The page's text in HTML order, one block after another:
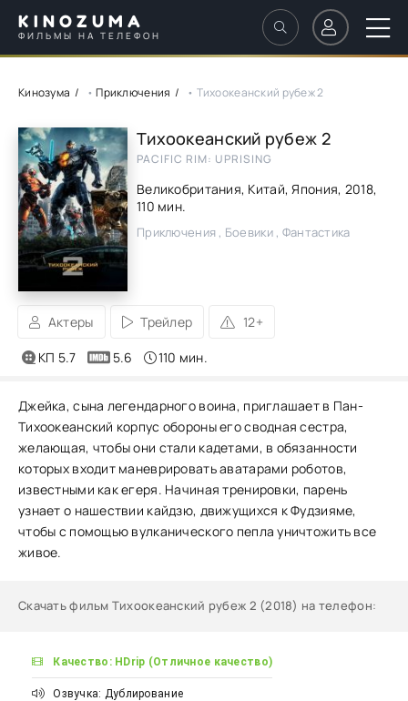
KINOZUMA
ФИЛЬМЫ НА ТЕЛЕФОН
Кинозума •Приключения • Тихоокеанский рубеж 2
Тихоокеанский рубеж 2
PACIFIC RIM: UPRISING
Великобритания, Китай, Япония, 2018,
110 мин.
Приключения , Боевики , Фантастика
Актеры Трейлер 12+
КП 5.7 5.6 110 мин.
Джейка, сына легендарного воина, приглашает в Пан-
Тихоокеанский корпус обороны его сводная сестра,
желающая, чтобы они стали кадетами, в обязанности
которых входит маневрировать аватарами роботов,
известными как егеря. Начиная тренировки, парень
узнает о нашествии кайдзю, движущихся к Фудзияме,
чтобы с помощью вулканического пепла уничтожить все
живое.
Скачать фильм Тихоокеанский рубеж 2 (2018) на телефон:
Качество: HDrip (Отличное качество)
Озвучка: Дублирование